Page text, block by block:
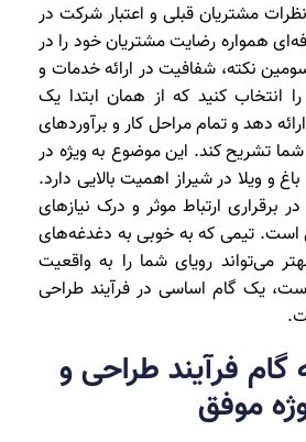
مشتریان قبلی و اعتبار شرکت در
همواره رضایت مشتریان خود را در
نکته، شفافیت در ارائه خدمات و
انتخاب کنید که از همان ابتدا یک
دهد و تمام مراحل کار و برآوردهای
تشریح کند. این موضوع به ویژه در
و ویلا در شیراز اهمیت بالایی دارد.
برقراری ارتباط موثر و درک نیازهای
است. تیمی که به خوبی به دغدغه‌های
می‌تواند رویای شما را به واقعیت
یک گام اساسی در فرآیند طراحی
گام فرآیند طراحی و
موفق